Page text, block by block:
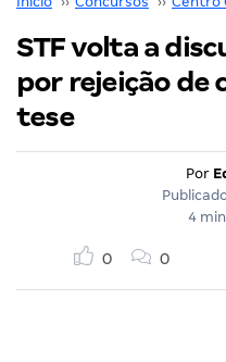
STF volta a
por rejeição de
tese
Por
4
0 0